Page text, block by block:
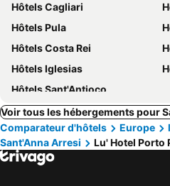
Hôtels Cagliari
Hôtels Pula
Hôtels Costa Rei
Hôtels Iglesias
Hôtels Sant'Antioco
Voir tous les hébergements pour
Comparateur d'hôtels
Europe
Sant'Anna Arresi
Lu' Hotel Porto